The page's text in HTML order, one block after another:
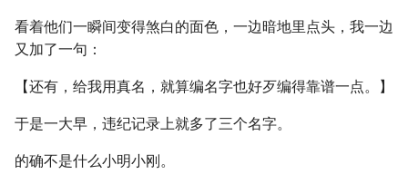
看着他们一瞬间变得煞白的面色，一边暗地里点头，我一边
又加了一句：
【还有，给我用真名，就算编名字也好歹编得靠谱一点。】
于是一大早，违纪记录上就多了三个名字。
的确不是什么小明小刚。